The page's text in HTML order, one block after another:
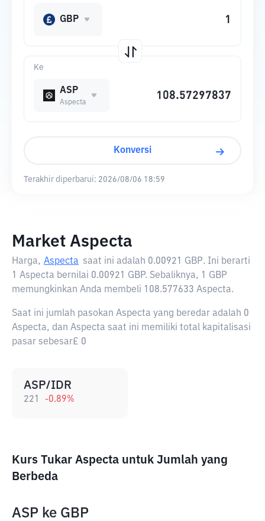
Ke
ASP
Aspecta
GBP
Konversi
Terakhir diperbarui: 2026/08/06 18:59
Market Aspecta
Harga, Aspecta saat ini adalah 0.00921 GBP. Ini berarti
1 Aspecta bernilai 0.00921 GBP. Sebaliknya, 1 GBP
memungkinkan Anda membeli 108.577633 Aspecta.
Saat ini jumlah pasokan Aspecta yang beredar adalah 0
Aspecta, dan Aspecta saat ini memiliki total kapitalisasi
pasar sebesar£ 0
ASP/IDR
221 -0.89%
Kurs Tukar Aspecta untuk Jumlah yang
Berbeda
ASP ke GBP